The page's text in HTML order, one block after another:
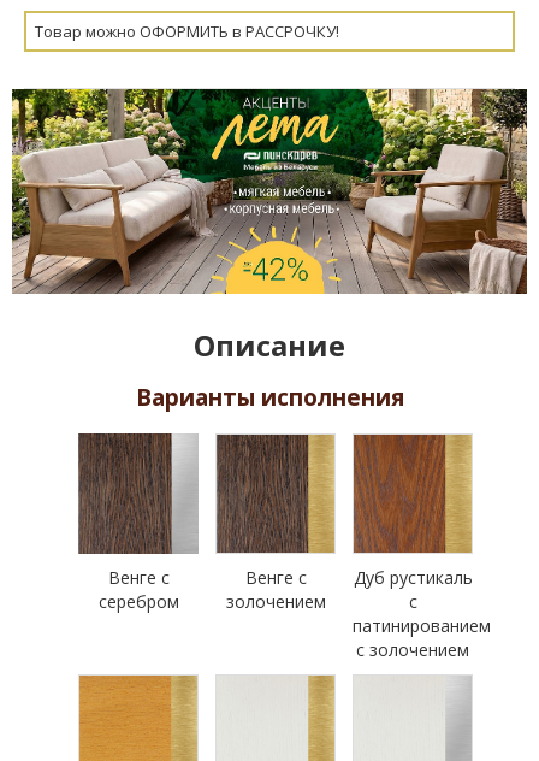
Товар можно ОФОРМИТЬ в РАССРОЧКУ!
Описание
Варианты исполнения
Венге с
серебром
Венге с
золочением
Дуб рустикаль
с
патинированием
с золочением